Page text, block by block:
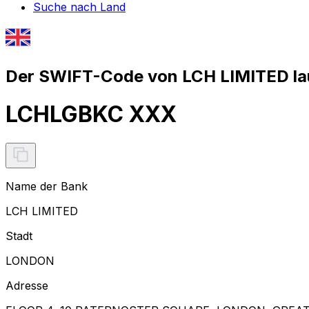
Suche nach Land
Der SWIFT-Code von LCH LIMITED
LCHLGBKC XXX
Name der Bank
LCH LIMITED
Stadt
LONDON
Adresse